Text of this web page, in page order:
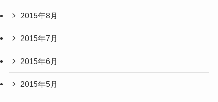
2015年8月
2015年7月
2015年6月
2015年5月